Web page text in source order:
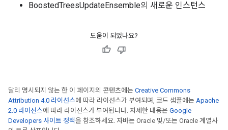
BoostedTreesUpdateEnsemble의 새로운 인스턴스
도움이 되었나요?
달리 명시되지 않는 한 이 페이지의 콘텐츠에는 Creative Commons
Attribution 4.0 라이선스에 따라 라이선스가 부여되며, 코드 샘플에는 Apache
2.0 라이선스에 따라 라이선스가 부여됩니다. 자세한 내용은 Google
Developers 사이트 정책을 참조하세요. 자바는 Oracle 및/또는 Oracle 계열사